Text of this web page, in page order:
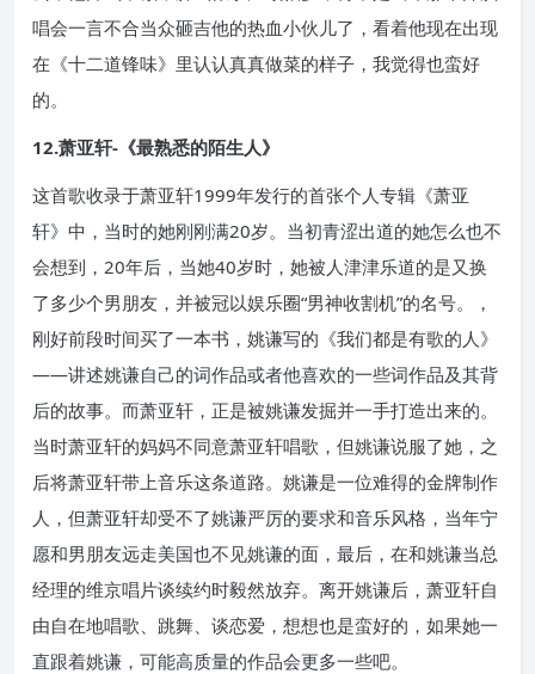
唱会一言不合当众砸吉他的热血小伙儿了，看着他现在出现
在《十二道锋味》里认认真真做菜的样子，我觉得也蛮好
的。
12.萧亚轩-《最熟悉的陌生人》
这首歌收录于萧亚轩1999年发行的首张个人专辑《萧亚
轩》中，当时的她刚刚满20岁。当初青涩出道的她怎么也不
会想到，20年后，当她40岁时，她被人津津乐道的是又换
了多少个男朋友，并被冠以娱乐圈“男神收割机”的名号。，
刚好前段时间买了一本书，姚谦写的《我们都是有歌的人》
——讲述姚谦自己的词作品或者他喜欢的一些词作品及其背
后的故事。而萧亚轩，正是被姚谦发掘并一手打造出来的。
当时萧亚轩的妈妈不同意萧亚轩唱歌，但姚谦说服了她，之
后将萧亚轩带上音乐这条道路。姚谦是一位难得的金牌制作
人，但萧亚轩却受不了姚谦严厉的要求和音乐风格，当年宁
愿和男朋友远走美国也不见姚谦的面，最后，在和姚谦当总
经理的维京唱片谈续约时毅然放弃。离开姚谦后，萧亚轩自
由自在地唱歌、跳舞、谈恋爱，想想也是蛮好的，如果她一
直跟着姚谦，可能高质量的作品会更多一些吧。